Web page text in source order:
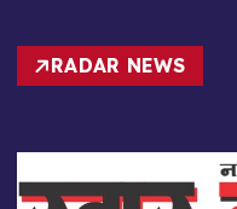
RADAR NEWS